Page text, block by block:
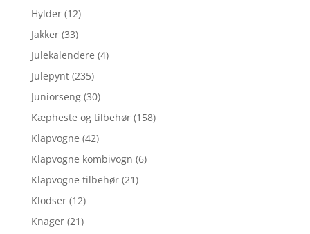
Hylder (12)
Jakker (33)
Julekalendere (4)
Julepynt (235)
Juniorseng (30)
Kæpheste og tilbehør (158)
Klapvogne (42)
Klapvogne kombivogn (6)
Klapvogne tilbehør (21)
Klodser (12)
Knager (21)